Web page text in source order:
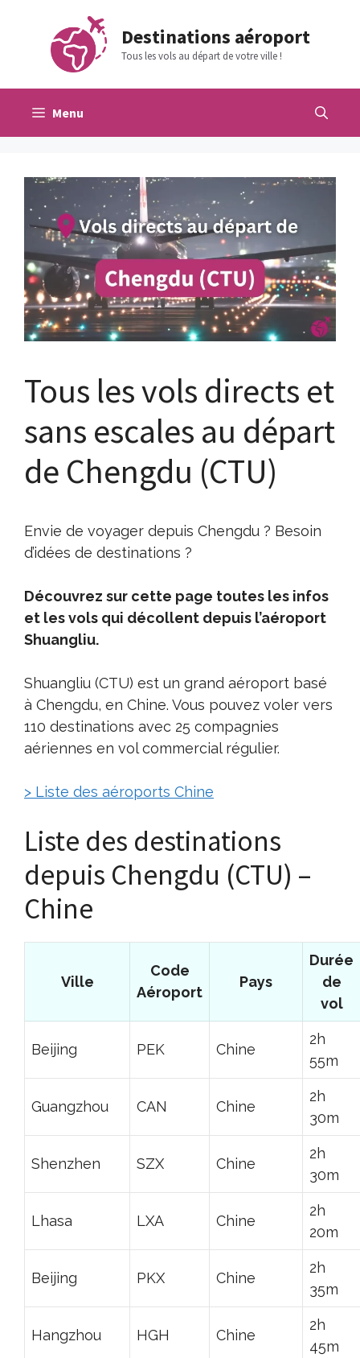
contenu
Destinations aéroport
Tous les vols au départ de votre ville !
Menu
Tous les vols directs et
sans escales au départ
de Chengdu (CTU)
Envie de voyager depuis Chengdu ? Besoin
d’idées de destinations ?
Découvrez sur cette page toutes les infos
et les vols qui décollent depuis l’aéroport
Shuangliu.
Shuangliu (CTU) est un grand aéroport basé
à Chengdu, en Chine. Vous pouvez voler vers
110 destinations avec 25 compagnies
aériennes en vol commercial régulier.
> Liste des aéroports Chine
Liste des destinations
depuis Chengdu (CTU) –
Chine
Ville
Code
Aéroport
Pays
Durée
de
vol
Beijing PEK Chine
2h
55m
Guangzhou CAN Chine
2h
30m
Shenzhen SZX Chine
2h
30m
Lhasa LXA Chine
2h
20m
Beijing PKX Chine
2h
35m
Hangzhou HGH Chine
2h
45m